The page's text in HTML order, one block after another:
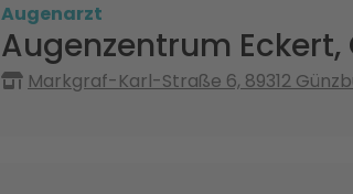
Augenarzt
Augenzentrum Eckert,
Markgraf-Karl-Straße 6, 89312